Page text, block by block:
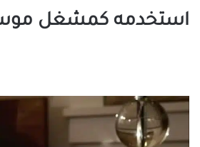
استخدمه كمشغل